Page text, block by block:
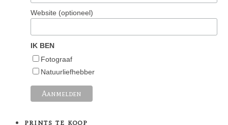
Website (optioneel)
IK BEN
Fotograaf
Natuurliefhebber
PRINTS TE KOOP